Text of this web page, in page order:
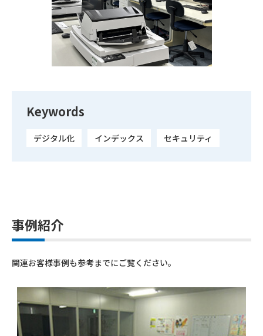
Keywords
デジタル化 インデックス セキュリティ
事例紹介
関連お客様事例も参考までにご覧ください。